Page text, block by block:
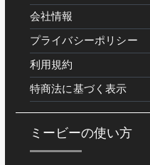
会社情報
プライバシーポリシー
利用規約
特商法に基づく表示
ミービーの使い方